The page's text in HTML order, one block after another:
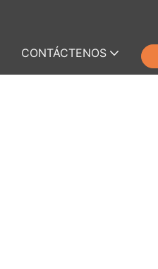
CONTÁCTENOS